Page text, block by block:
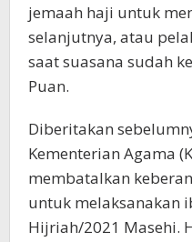
jemaah haji untuk
selanjutnya, atau
saat suasana sudah
Puan.
Diberitakan
Kementerian Agama
membatalkan
untuk melaksanakan
Hijriah/2021 Masehi.